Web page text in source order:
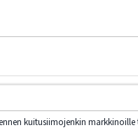
kuitusiimojenkin markkinoille